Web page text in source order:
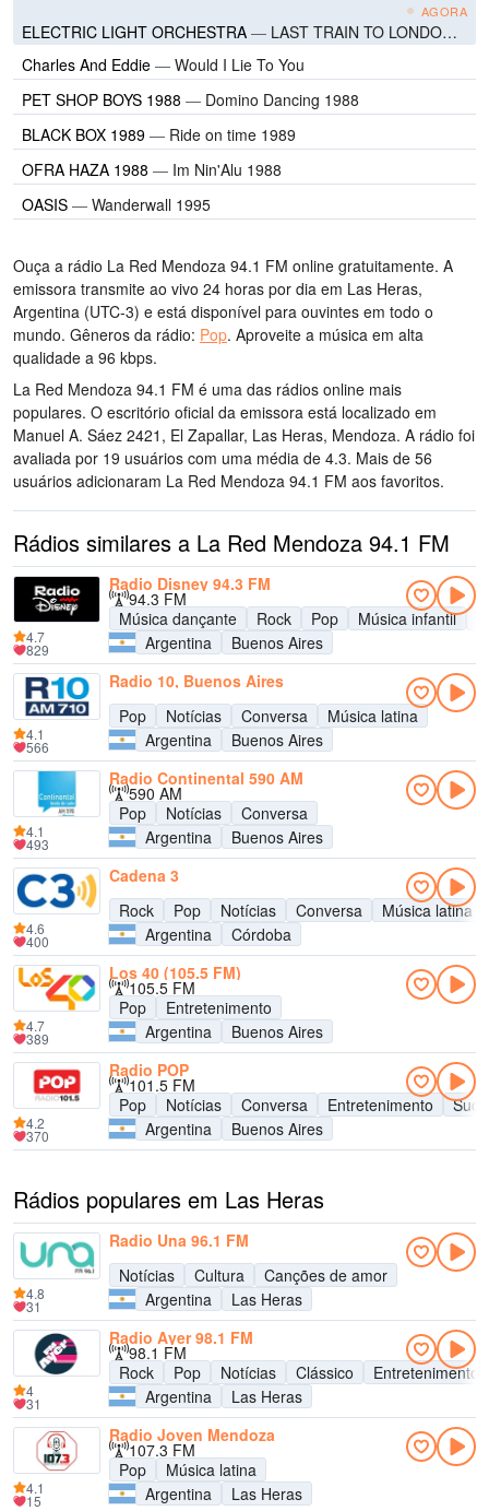
AGORA
ELECTRIC LIGHT ORCHESTRA — LAST TRAIN TO LONDON 1979
Charles And Eddie — Would I Lie To You
PET SHOP BOYS 1988 — Domino Dancing 1988
BLACK BOX 1989 — Ride on time 1989
OFRA HAZA 1988 — Im Nin'Alu 1988
OASIS — Wanderwall 1995
Ouça a rádio La Red Mendoza 94.1 FM online gratuitamente. A
emissora transmite ao vivo 24 horas por dia em Las Heras,
Argentina (UTC-3) e está disponível para ouvintes em todo o
mundo. Gêneros da rádio: Pop. Aproveite a música em alta
qualidade a 96 kbps.
La Red Mendoza 94.1 FM é uma das rádios online mais
populares. O escritório oficial da emissora está localizado em
Manuel A. Sáez 2421, El Zapallar, Las Heras, Mendoza. A rádio foi
avaliada por 19 usuários com uma média de 4.3. Mais de 56
usuários adicionaram La Red Mendoza 94.1 FM aos favoritos.
Rádios similares a La Red Mendoza 94.1 FM
Radio Disney 94.3 FM
94.3 FM
Música dançante
Rock Pop Música infantil
Argentina
Buenos Aires
4.7
829
Radio 10, Buenos Aires
Pop
Notícias Conversa
Música latina
Argentina
Buenos Aires
4.1
566
Radio Continental 590 AM
590 AM
Pop
Notícias
Conversa
Argentina
Buenos Aires
4.1
493
Cadena 3
Rock
Pop Notícias Conversa
Música latina
Argentina
Córdoba
4.6
400
Los 40 (105.5 FM)
105.5 FM
Pop
Entretenimento
Argentina
Buenos Aires
4.7
389
Radio POP
101.5 FM
Pop
Notícias Conversa Entretenimento
Argentina
Buenos Aires
4.2
370
Rádios populares em Las Heras
Radio Una 96.1 FM
Notícias
Cultura
Canções de amor
Argentina
Las Heras
4.8
31
Radio Ayer 98.1 FM
98.1 FM
Rock
Pop Notícias Clássico
Entretenimento
Argentina
Las Heras
4
31
Radio Joven Mendoza
107.3 FM
Pop
Música latina
Argentina
Las Heras
4.1
15